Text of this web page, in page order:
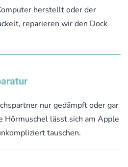
herstellt oder der
reparieren wir den Dock
nur gedämpft oder gar
Hörmuschel lässt sich am Apple
tauschen.